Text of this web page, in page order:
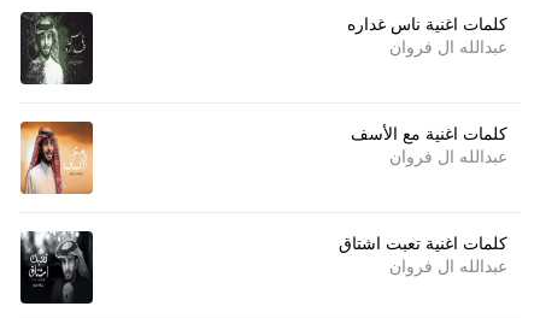
كلمات اغنية ناس غداره
عبدالله ال فروان
كلمات اغنية مع الأسف
عبدالله ال فروان
كلمات اغنية تعبت اشتاق
عبدالله ال فروان